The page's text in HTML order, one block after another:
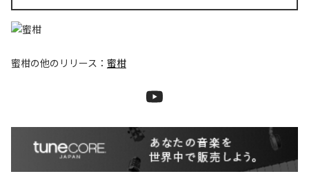
蜜柑の他のリリース： 蜜柑